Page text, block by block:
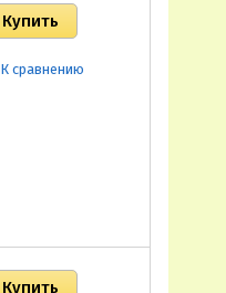
К сравнению